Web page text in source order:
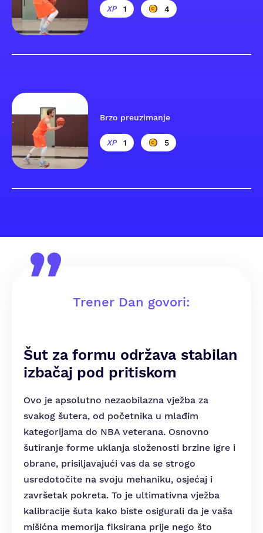
1 4
Brzo preuzimanje
1 5
Trener Dan govori:
Šut za formu održava stabilan
izbačaj pod pritiskom
Ovo je apsolutno nezaobilazna vježba za
svakog šutera, od početnika u mlađim
kategorijama do NBA veterana. Osnovno
šutiranje forme uklanja složenosti brzine igre i
obrane, prisiljavajući vas da se strogo
usredotočite na svoju mehaniku, osjećaj i
završetak pokreta. To je ultimativna vježba
kalibracije šuta kako biste osigurali da je vaša
mišićna memorija fiksirana prije nego što